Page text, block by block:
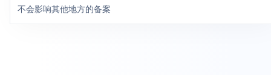
不会影响其他地方的备案